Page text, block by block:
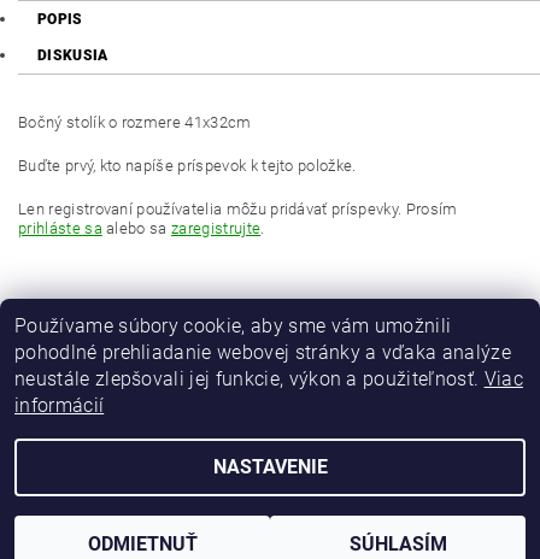
POPIS
DISKUSIA
Bočný stolík o rozmere 41x32cm
Buďte prvý, kto napíše príspevok k tejto položke.
Len registrovaní používatelia môžu pridávať príspevky. Prosím
prihláste sa alebo sazaregistrujte.
2026 © maver-fishing.sk, všetky práva vyhradené
Používame súbory cookie, aby sme vám umožnili
pohodlné prehliadanie webovej stránky a vďaka analýze
neustále zlepšovali jej funkcie, výkon a použiteľnosť. Viac
informácií
NASTAVENIE
ODMIETNUŤ SÚHLASÍM